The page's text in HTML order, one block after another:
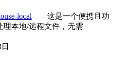
local——这是一个便携且功
理本地/远程文件，无需